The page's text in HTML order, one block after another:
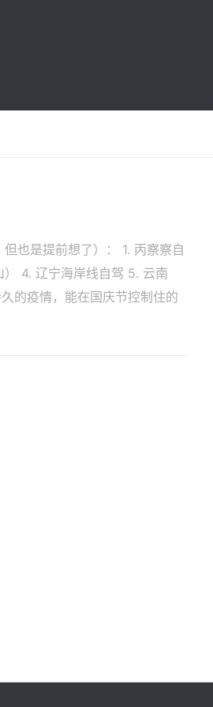
也是提前想了）： 1. 丙察察自
4. 辽宁海岸线自驾 5. 云南
的疫情，能在国庆节控制住的